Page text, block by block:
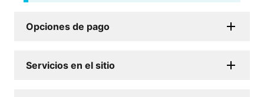
Opciones de pago
Servicios en el sitio